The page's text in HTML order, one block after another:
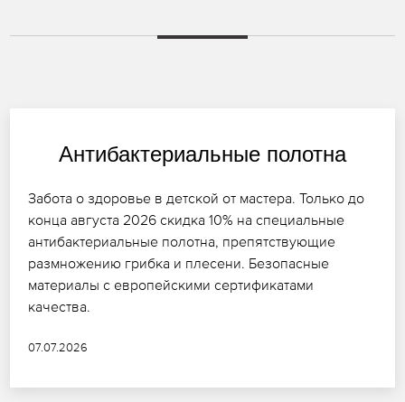
Антибактериальные полотна
Забота о здоровье в детской от мастера. Только до
конца августа 2026 скидка 10% на специальные
антибактериальные полотна, препятствующие
размножению грибка и плесени. Безопасные
материалы с европейскими сертификатами
качества.
07.07.2026